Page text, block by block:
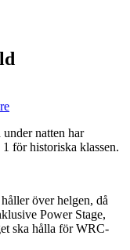
natten har
för historiska klassen.
över helgen, då
Power Stage,
ska hålla för WRC-